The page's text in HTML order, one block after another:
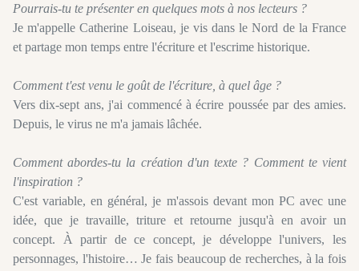
Pourrais-tu te présenter en quelques mots à nos lecteurs ?
Je m'appelle Catherine Loiseau, je vis dans le Nord de la France
et partage mon temps entre l'écriture et l'escrime historique.
Comment t'est venu le goût de l'écriture, à quel âge ?
Vers dix-sept ans, j'ai commencé à écrire poussée par des amies.
Depuis, le virus ne m'a jamais lâchée.
Comment abordes-tu la création d'un texte ? Comment te vient
l'inspiration ?
C'est variable, en général, je m'assois devant mon PC avec une
idée, que je travaille, triture et retourne jusqu'à en avoir un
concept. À partir de ce concept, je développe l'univers, les
personnages, l'histoire… Je fais beaucoup de recherches, à la fois